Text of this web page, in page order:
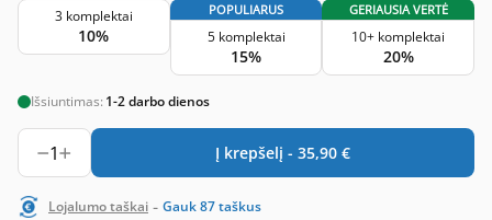
3 komplektai
10%
POPULIARUS
5 komplektai
15%
GERIAUSIA VERTĖ
10+ komplektai
20%
Išsiuntimas: 1-2 darbo dienos
1 Į krepšelį - 35,90 €
Lojalumo taškai - Gauk87taškus